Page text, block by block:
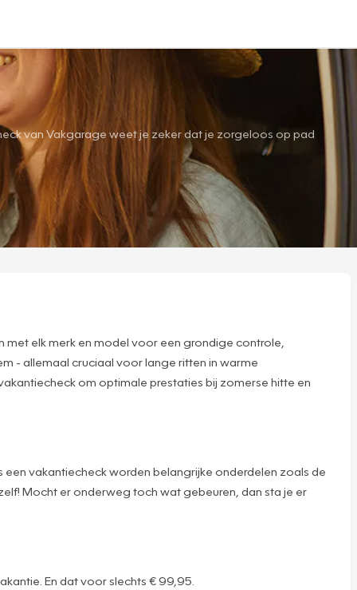
van Vakgarage weet je zeker dat je zorgeloos op pad
met elk merk en model voor een grondige controle,
- allemaal cruciaal voor lange ritten in warme
om optimale prestaties bij zomerse hitte en
vakantiecheck worden belangrijke onderdelen zoals de
Mocht er onderweg toch wat gebeuren, dan sta je er
En dat voor slechts € 99,95.